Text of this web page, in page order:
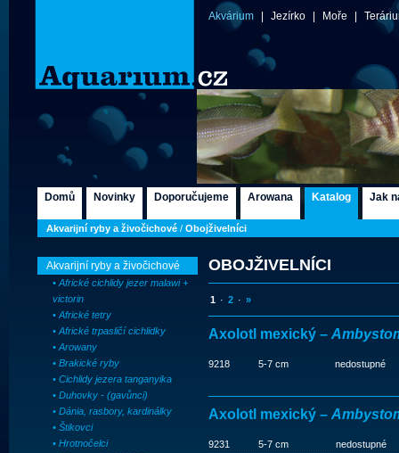
Akvárium Jezírko Moře
Domů Novinky Doporučujeme Arowana Katalog Jak
Akvarijní ryby a živočichové / Obojživelníci
Akvarijní ryby a živočichové
• Africké cichlidy jezer malawi +
victorin
• Africké tetry
• Africké trpasličí cichlidky
• Arowany
• Brakické ryby
• Cichlidy jezera tanganyika
• Duhovky - (gavůnci)
• Dánia, rasbory, kardinálky
• Štikovci
• Hrotnočelci
OBOJŽIVELNÍCI
1 · 2 · »
Axolotl mexický –
9218 5-7 cm nedostupné
Axolotl mexický –
9231 5-7 cm nedostupné